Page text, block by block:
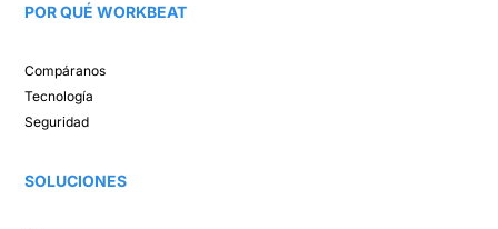
POR QUÉ WORKBEAT​
Compáranos ​
Tecnología​
Seguridad
SOLUCIONES​